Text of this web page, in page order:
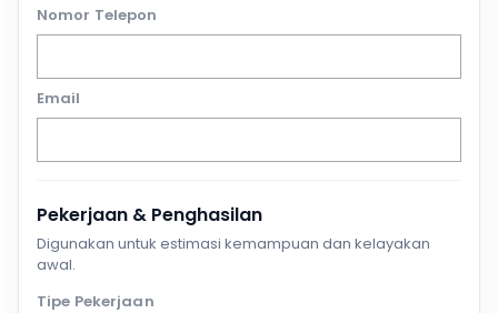
Nomor Telepon
Email
Pekerjaan & Penghasilan
Digunakan untuk estimasi kemampuan dan kelayakan
awal.
Tipe Pekerjaan